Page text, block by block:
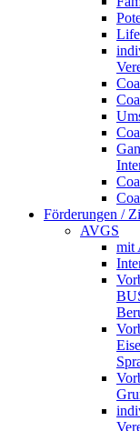
Förderungen /
AVGS
mit